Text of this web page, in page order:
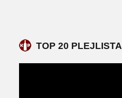
TOP 20 PLEJLISTA